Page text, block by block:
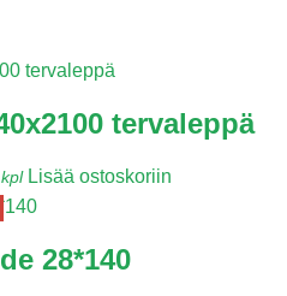
tervaleppä
Lisää ostoskoriin
28*140